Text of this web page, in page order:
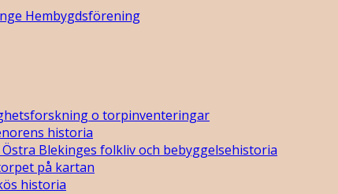
Hembygdsförening
o torpinventeringar
historia
Östra Blekinges folkliv och bebyggelsehistoria
på kartan
historia